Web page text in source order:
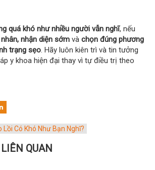
quá khó như nhiều người vẫn nghĩ, nếu
nhận diện sớm và chọn đúng phương
trạng sẹo. Hãy luôn kiên trì và tin tưởng
y khoa hiện đại thay vì tự điều trị theo
Lồi Có Khó Như Bạn Nghĩ?
QUAN